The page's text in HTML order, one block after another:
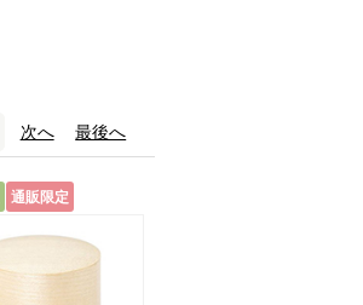
次へ 最後へ
通販限定